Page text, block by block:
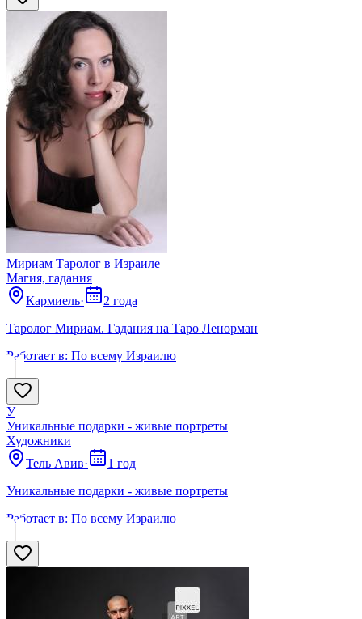
Мириам Таролог в Израиле
Магия, гадания
Кармиель·
2 года
Таролог Мириам. Гадания на Таро Ленорман
Работает в: По всему Израилю
У
Уникальные подарки - живые портреты
Художники
Тель Авив·
1 год
Уникальные подарки - живые портреты
Работает в: По всему Израилю